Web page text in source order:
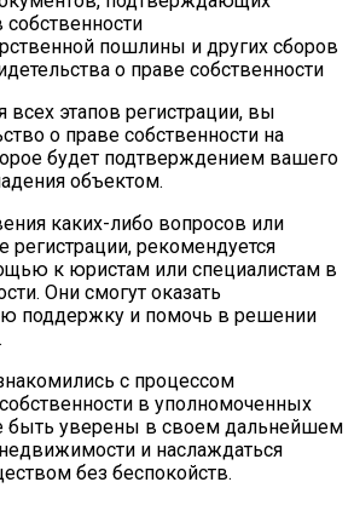
собственности
пошлины и других сборов
о праве собственности
этапов регистрации, вы
о праве собственности на
будет подтверждением вашего
объектом.
каких-либо вопросов или
регистрации, рекомендуется
к юристам или специалистам в
Они смогут оказать
поддержку и помочь в решении
с процессом
в уполномоченных
быть уверены в своем дальнейшем
и наслаждаться
без беспокойств.